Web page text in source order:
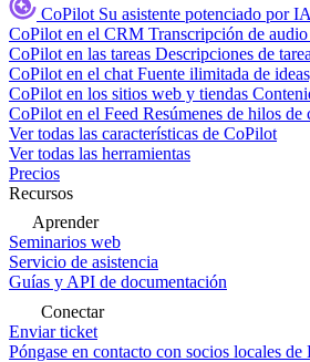
CoPilot Su asistente potenciado por
CoPilot en el CRM Transcripción de
CoPilot en las tareas Descripciones de
CoPilot en el chat Fuente ilimitada de
CoPilot en los sitios web y tiendas
CoPilot en el Feed Resúmenes de hilos
Ver todas las características de CoPilot
Ver todas las herramientas
Precios
Recursos
Aprender
Seminarios web
Servicio de asistencia
Guías y API de documentación
Conectar
Enviar ticket
Póngase en contacto con socios locales